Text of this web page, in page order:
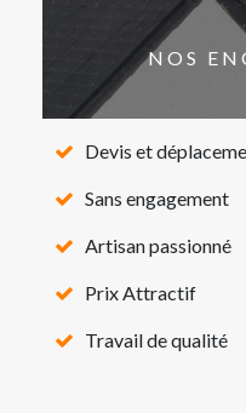
NOS
Devis et
Sans engagement
Artisan passionné
Prix Attractif
Travail de qualité